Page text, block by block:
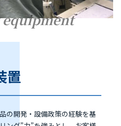
置
の開発・設備政策の経験を基